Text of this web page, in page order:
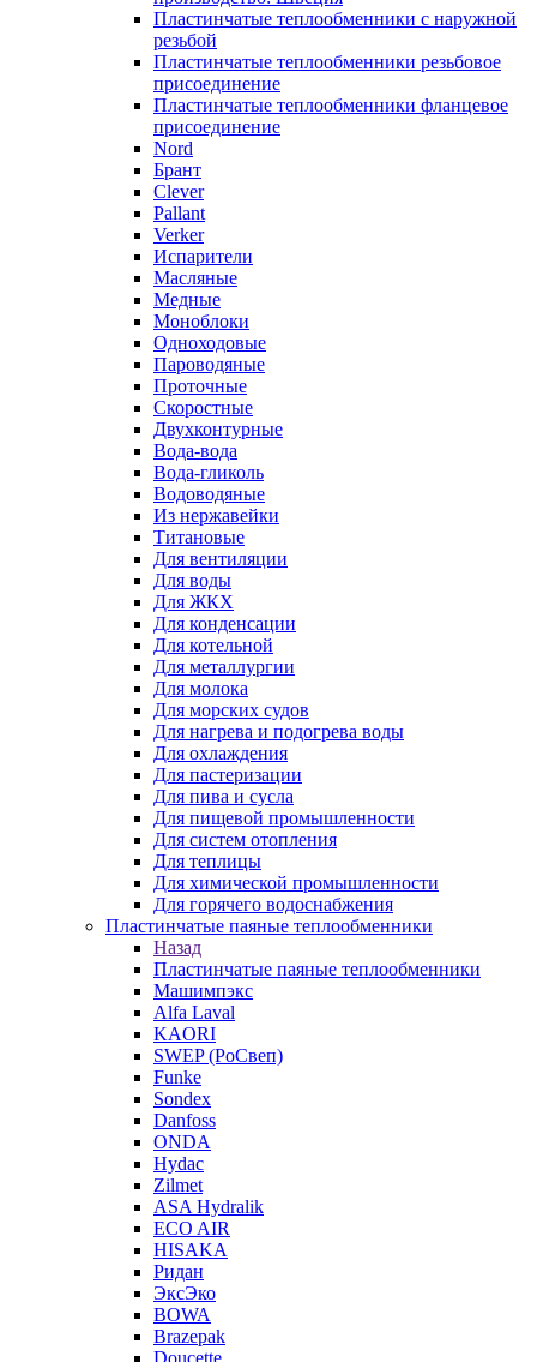
Пластинчатые теплообменники с наружной
резьбой
Пластинчатые теплообменники резьбовое
присоединение
Пластинчатые теплообменники фланцевое
присоединение
Nord
Брант
Clever
Pallant
Verker
Испарители
Масляные
Медные
Моноблоки
Одноходовые
Пароводяные
Проточные
Скоростные
Двухконтурные
Вода-вода
Вода-гликоль
Водоводяные
Из нержавейки
Титановые
Для вентиляции
Для воды
Для ЖКХ
Для конденсации
Для котельной
Для металлургии
Для молока
Для морских судов
Для нагрева и подогрева воды
Для охлаждения
Для пастеризации
Для пива и сусла
Для пищевой промышленности
Для систем отопления
Для теплицы
Для химической промышленности
Для горячего водоснабжения
Пластинчатые паяные теплообменники
Назад
Пластинчатые паяные теплообменники
Машимпэкс
Alfa Laval
KAORI
SWEP (РоСвеп)
Funke
Sondex
Danfoss
ONDA
Hydac
Zilmet
ASA Hydralik
ECO AIR
HISAKA
Ридан
ЭксЭко
BOWA
Brazepak
Doucette